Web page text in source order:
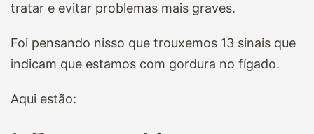
tratar e evitar problemas mais graves.
Foi pensando nisso que trouxemos 13 sinais que
indicam que estamos com gordura no fígado.
Aqui estão: